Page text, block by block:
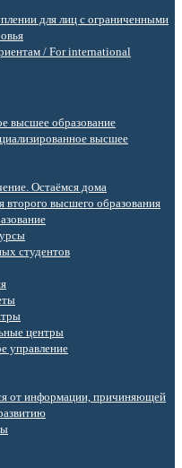
для лиц с ограниченными
/ For international
высшее образование
высшее
Остаёмся дома
второго высшего образования
студентов
центры
управление
от информации, причиняющей